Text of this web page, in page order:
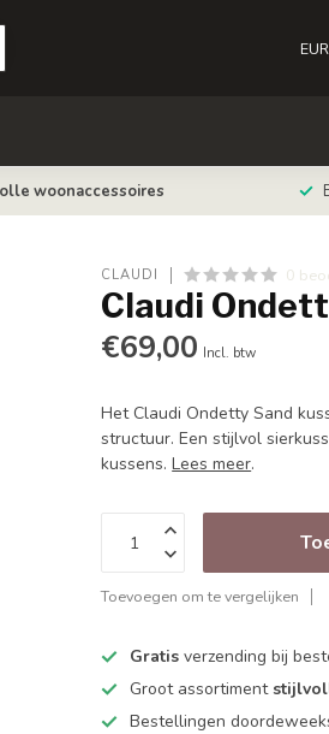
EUR
woonaccessoires
CLAUDI 0
Claudi
€69,00 Incl. btw
Het Claudi Ondetty Sand
structuur. Een stijlvol
kussens.Lees meer.
Toevoegen om te vergelijken
Gratis verzending bij
Groot assortiment
Bestellingen